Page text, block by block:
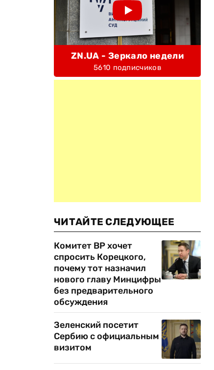
ZN.UA - Зеркало недели
5610 подписчиков
ЧИТАЙТЕ СЛЕДУЮЩЕЕ
Комитет ВР хочет
спросить Корецкого,
почему тот назначил
нового главу Минцифры
без предварительного
обсуждения
Зеленский посетит
Сербию с официальным
визитом